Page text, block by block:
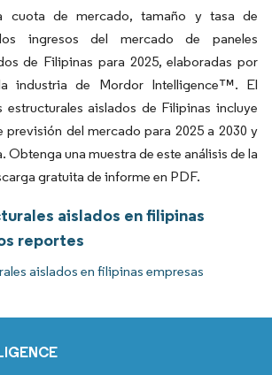
cuota de mercado, tamaño y tasa de
ingresos del mercado de paneles
de Filipinas para 2025, elaboradas por
industria de Mordor Intelligence™. El
estructurales aislados de Filipinas incluye
previsión del mercado para 2025 a 2030 y
Obtenga una muestra de este análisis de la
gratuita de informe en PDF.
aislados en filipinas
reportes
aislados en filipinas empresas